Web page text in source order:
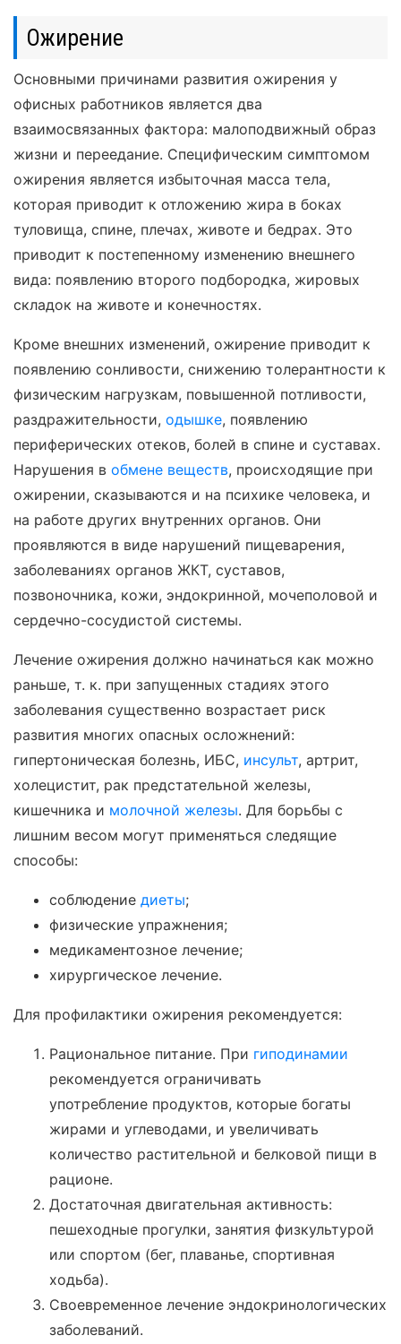
Ожирение
Основными причинами развития ожирения у
офисных работников является два
взаимосвязанных фактора: малоподвижный образ
жизни и переедание. Специфическим симптомом
ожирения является избыточная масса тела,
которая приводит к отложению жира в боках
туловища, спине, плечах, животе и бедрах. Это
приводит к постепенному изменению внешнего
вида: появлению второго подбородка, жировых
складок на животе и конечностях.
Кроме внешних изменений, ожирение приводит к
появлению сонливости, снижению толерантности к
физическим нагрузкам, повышенной потливости,
раздражительности, одышке, появлению
периферических отеков, болей в спине и суставах.
Нарушения в обмене веществ, происходящие при
ожирении, сказываются и на психике человека, и
на работе других внутренних органов. Они
проявляются в виде нарушений пищеварения,
заболеваниях органов ЖКТ, суставов,
позвоночника, кожи, эндокринной, мочеполовой и
сердечно-сосудистой системы.
Лечение ожирения должно начинаться как можно
раньше, т. к. при запущенных стадиях этого
заболевания существенно возрастает риск
развития многих опасных осложнений:
гипертоническая болезнь, ИБС, инсульт, артрит,
холецистит, рак предстательной железы,
кишечника и молочной железы. Для борьбы с
лишним весом могут применяться следящие
способы:
соблюдение диеты;
физические упражнения;
медикаментозное лечение;
хирургическое лечение.
Для профилактики ожирения рекомендуется:
Рациональное питание. При гиподинамии
рекомендуется ограничивать
употребление продуктов, которые богаты
жирами и углеводами, и увеличивать
количество растительной и белковой пищи в
рационе.
Достаточная двигательная активность:
пешеходные прогулки, занятия физкультурой
или спортом (бег, плаванье, спортивная
ходьба).
Своевременное лечение эндокринологических
заболеваний.